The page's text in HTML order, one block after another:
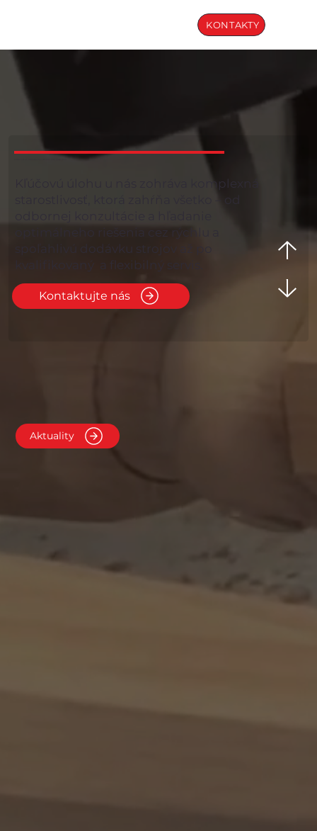
KONTAKTY
Kľúčovú úlohu u nás zohráva komplexná
starostlivosť, ktorá zahŕňa všetko – od
optimálneho riešenia cez rýchlu a
spoľahlivú dodávku strojov až po
kvalifikovaný a flexibilný servis.
Kontaktujte nás
Aktuality